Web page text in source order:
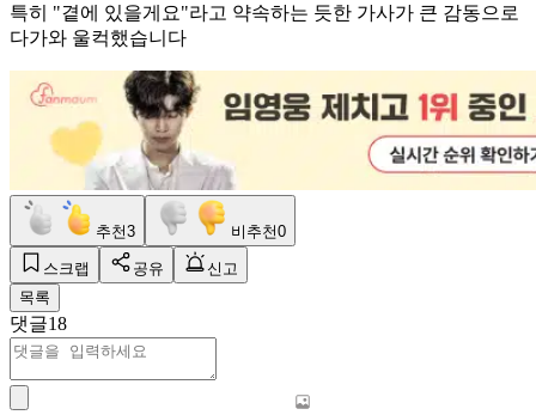
특히 "곁에 있을게요"라고 약속하는 듯한 가사가 큰 감동으로
다가와 울컥했습니다
추천3 비추천0
스크랩 공유
신고
목록
댓글18